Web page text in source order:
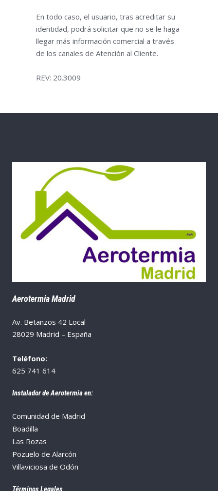
En todo caso, el usuario, tras acreditar su
identidad, podrá solicitar que no se le haga
llegar más información comercial a través
de los canales de Atención al Cliente.
REV: 20.3009
Aerotermia Madrid
Av. Betanzos 42 Local
28029 Madrid – España
Teléfono:
625 741 614
Instalador de Aerotermia en:
Comunidad de Madrid
Boadilla
Las Rozas
Pozuelo de Alarcón
Villaviciosa de Odón
Términos Legales